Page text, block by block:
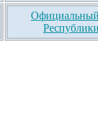
Официальный